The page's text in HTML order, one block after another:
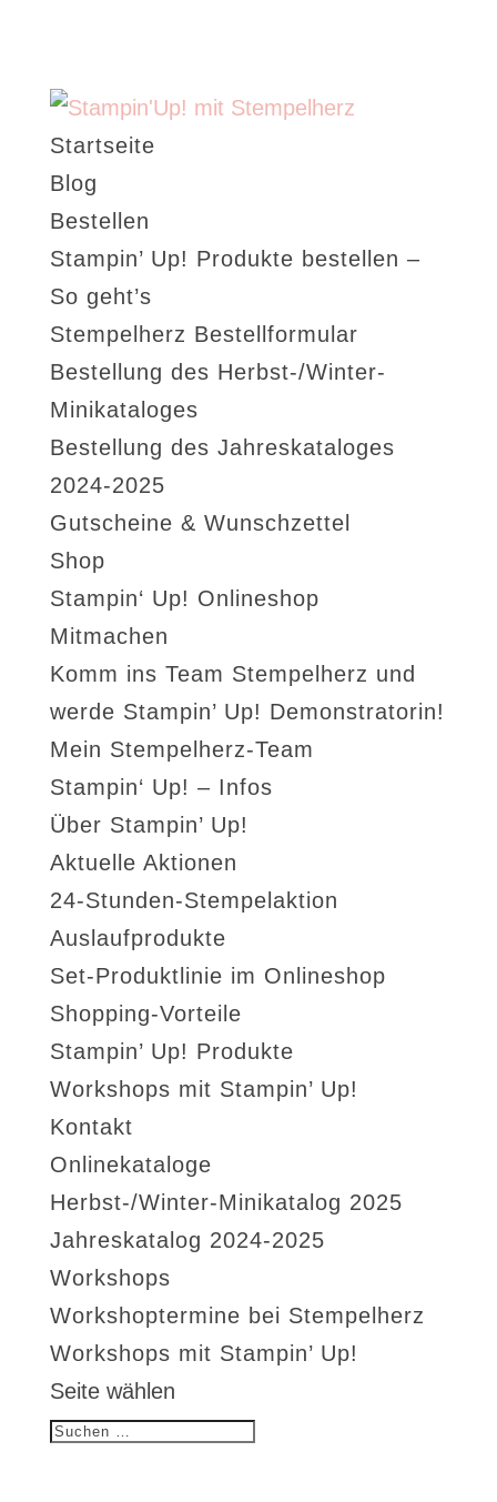
Startseite
Blog
Bestellen
Stampin’ Up! Produkte bestellen –
So geht’s
Stempelherz Bestellformular
Bestellung des Herbst-/Winter-
Minikataloges
Bestellung des Jahreskataloges
2024-2025
Gutscheine & Wunschzettel
Shop
Stampin‘ Up! Onlineshop
Mitmachen
Komm ins Team Stempelherz und
werde Stampin’ Up! Demonstratorin!
Mein Stempelherz-Team
Stampin‘ Up! – Infos
Über Stampin’ Up!
Aktuelle Aktionen
24-Stunden-Stempelaktion
Auslaufprodukte
Set-Produktlinie im Onlineshop
Shopping-Vorteile
Stampin’ Up! Produkte
Workshops mit Stampin’ Up!
Kontakt
Onlinekataloge
Herbst-/Winter-Minikatalog 2025
Jahreskatalog 2024-2025
Workshops
Workshoptermine bei Stempelherz
Workshops mit Stampin’ Up!
Seite wählen